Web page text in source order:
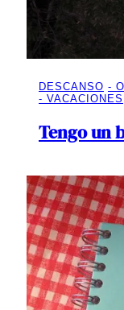
DESCANSO
VACACIONES
Tengo un